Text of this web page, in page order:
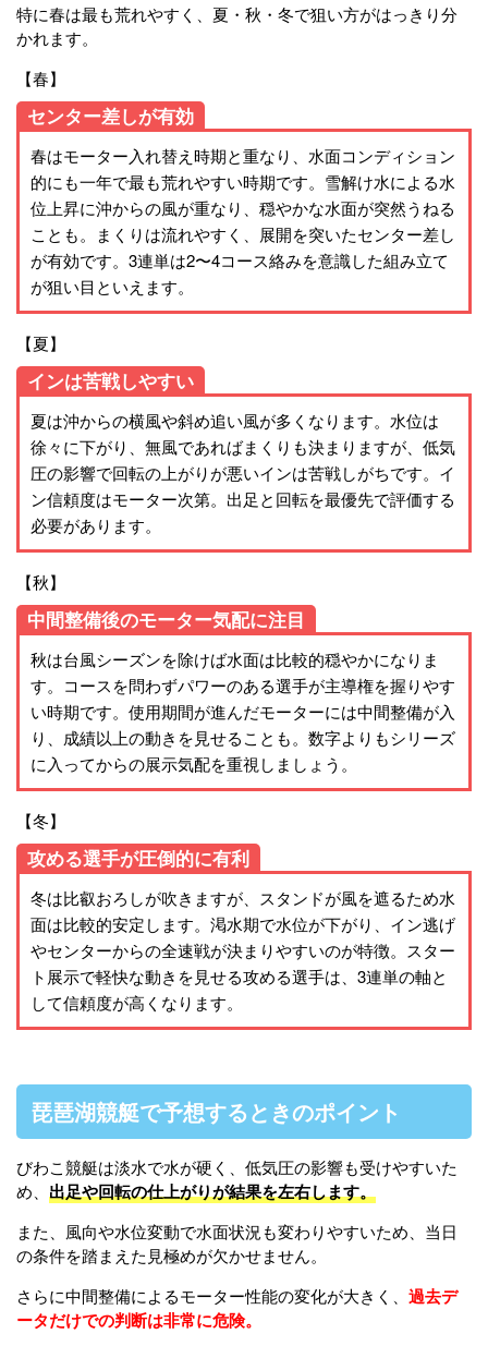
特に春は最も荒れやすく、夏・秋・冬で狙い方がはっきり分
かれます。
【春】
センター差しが有効
春はモーター入れ替え時期と重なり、水面コンディション
的にも一年で最も荒れやすい時期です。雪解け水による水
位上昇に沖からの風が重なり、穏やかな水面が突然うねる
ことも。まくりは流れやすく、展開を突いたセンター差し
が有効です。3連単は2〜4コース絡みを意識した組み立て
が狙い目といえます。
【夏】
インは苦戦しやすい
夏は沖からの横風や斜め追い風が多くなります。水位は
徐々に下がり、無風であればまくりも決まりますが、低気
圧の影響で回転の上がりが悪いインは苦戦しがちです。イ
ン信頼度はモーター次第。出足と回転を最優先で評価する
必要があります。
【秋】
中間整備後のモーター気配に注目
秋は台風シーズンを除けば水面は比較的穏やかになりま
す。コースを問わずパワーのある選手が主導権を握りやす
い時期です。使用期間が進んだモーターには中間整備が入
り、成績以上の動きを見せることも。数字よりもシリーズ
に入ってからの展示気配を重視しましょう。
【冬】
攻める選手が圧倒的に有利
冬は比叡おろしが吹きますが、スタンドが風を遮るため水
面は比較的安定します。渇水期で水位が下がり、イン逃げ
やセンターからの全速戦が決まりやすいのが特徴。スター
ト展示で軽快な動きを見せる攻める選手は、3連単の軸と
して信頼度が高くなります。
琵琶湖競艇で予想するときのポイント
びわこ競艇は淡水で水が硬く、低気圧の影響も受けやすいた
め、 出足や回転の仕上がりが結果を左右します。
また、風向や水位変動で水面状況も変わりやすいため、当日
の条件を踏まえた見極めが欠かせません。
さらに中間整備によるモーター性能の変化が大きく、 過去デ
ータだけでの判断は非常に危険。